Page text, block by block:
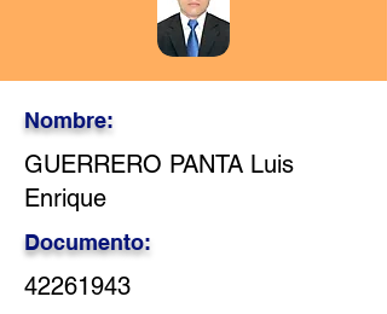
Nombre:
GUERRERO PANTA Luis
Enrique
Documento:
42261943